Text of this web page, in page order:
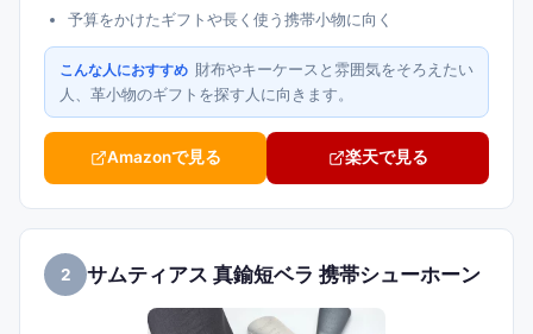
予算をかけたギフトや長く使う携帯小物に向く
こんな人におすすめ 財布やキーケースと雰囲気をそろえたい
人、革小物のギフトを探す人に向きます。
Amazonで見る 楽天で見る
2 サムティアス 真鍮短ベラ 携帯シューホーン